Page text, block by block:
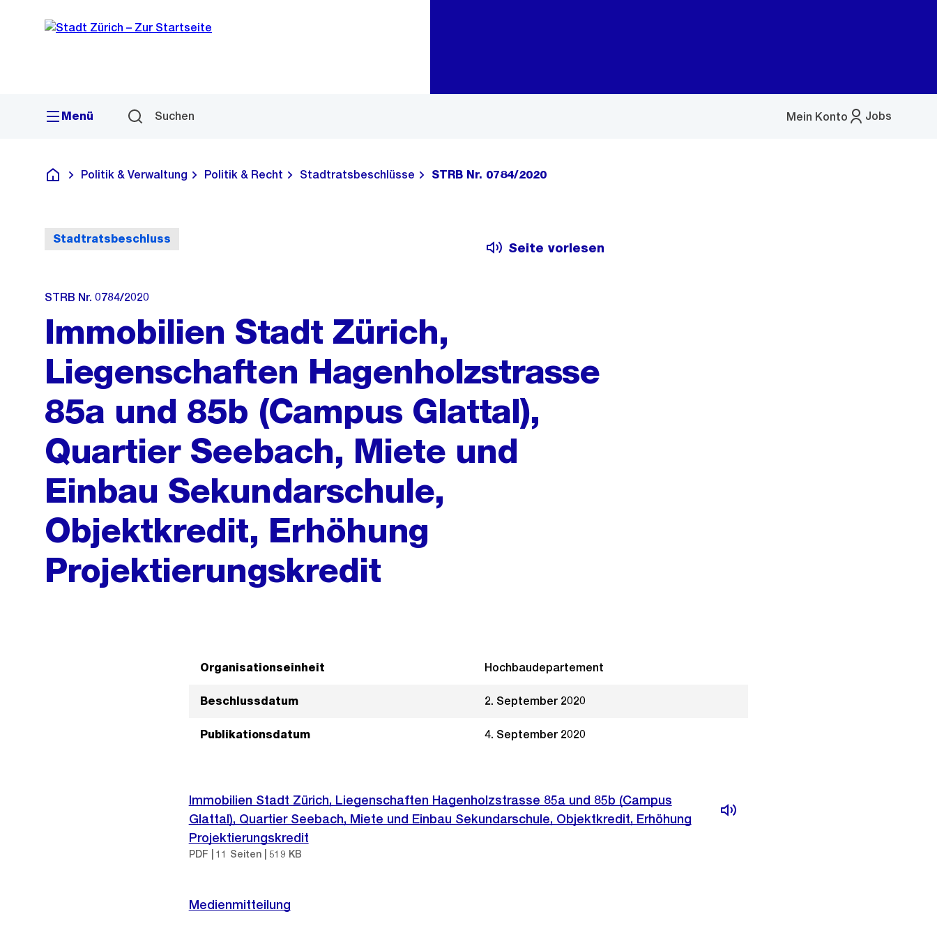
Navigation
Sprunglink
Menü Suchen Jobs
Mein Konto
Menü
Deutsch
Politik & Verwaltung Politik & Recht Stadtratsbeschlüsse STRB Nr. 0784/2020
Stadtratsbeschluss
Seite vorlesen
STRB Nr. 0784/2020
Immobilien Stadt Zürich,
Liegenschaften Hagenholzstrasse
85a und 85b (Campus Glattal),
Quartier Seebach, Miete und
Einbau Sekundarschule,
Objektkredit, Erhöhung
Projektierungskredit
Organisationseinheit Hochbaudepartement
Beschlussdatum 2. September 2020
Publikationsdatum 4. September 2020
Immobilien Stadt Zürich, Liegenschaften Hagenholzstrasse 85a und 85b (Campus
Glattal), Quartier Seebach, Miete und Einbau Sekundarschule, Objektkredit, Erhöhung
Projektierungskredit
PDF | 11 Seiten | 519 KB
Medienmitteilung